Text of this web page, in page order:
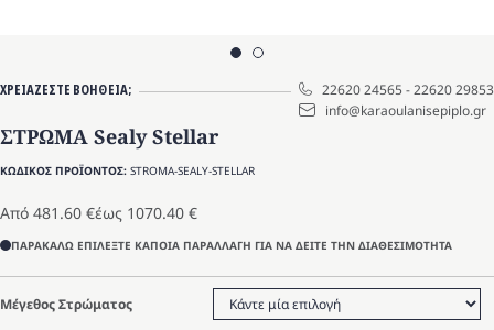
ΧΡΕΙΑΖΕΣΤΕ ΒΟΗΘΕΙΑ; 22620 24565-22620 29853
info@karaoulanisepiplo.gr
ΣΤΡΩΜΑ Sealy Stellar
ΚΩΔΙΚΟΣ ΠΡΟΪΟΝΤΟΣ: STROMA-SEALY-STELLAR
Από 481.60 €έως 1070.40 €
ΠΑΡΑΚΑΛΩ ΕΠΙΛΕΞΤΕ ΚΑΠΟΙΑ ΠΑΡΑΛΛΑΓΗ ΓΙΑ ΝΑ ΔΕΙΤΕ ΤΗΝ ΔΙΑΘΕΣΙΜΟΤΗΤΑ
Μέγεθος Στρώματος